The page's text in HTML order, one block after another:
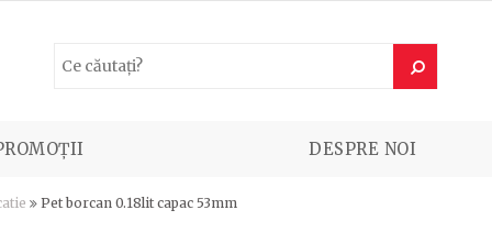
DESPRE NOI
Pet borcan 0.18lit capac 53mm